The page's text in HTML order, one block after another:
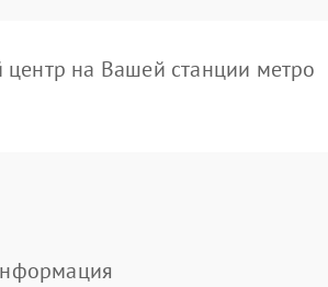
на Вашей станции метро